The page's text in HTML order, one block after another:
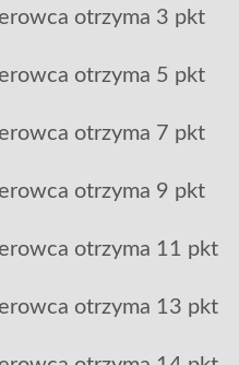
otrzyma 3 pkt
otrzyma 5 pkt
otrzyma 7 pkt
otrzyma 9 pkt
otrzyma 11 pkt
otrzyma 13 pkt